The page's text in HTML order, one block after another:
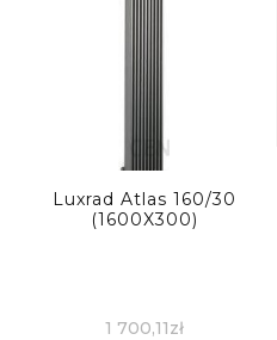
Luxrad Atlas 160/30
(1600X300)
1 700,11zł